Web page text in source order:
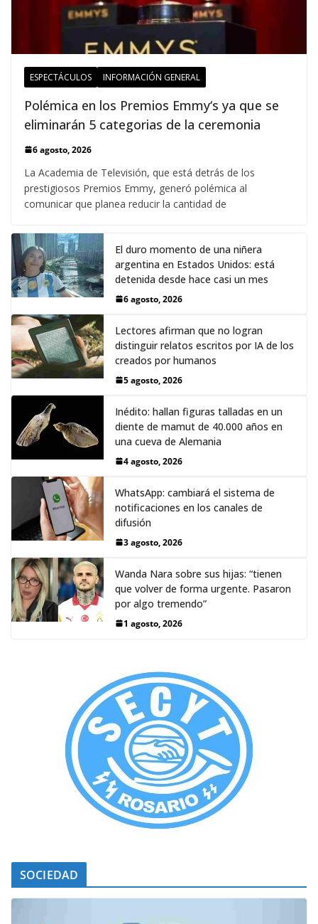
ESPECTÁCULOS INFORMACIÓN GENERAL
Polémica en los Premios Emmy‘s ya que se
eliminarán 5 categorias de la ceremonia
6 agosto, 2026
La Academia de Televisión, que está detrás de los
prestigiosos Premios Emmy, generó polémica al
comunicar que planea reducir la cantidad de
El duro momento de una niñera
argentina en Estados Unidos: está
detenida desde hace casi un mes
6 agosto, 2026
Lectores afirman que no logran
distinguir relatos escritos por IA de los
creados por humanos
5 agosto, 2026
Inédito: hallan figuras talladas en un
diente de mamut de 40.000 años en
una cueva de Alemania
4 agosto, 2026
WhatsApp: cambiará el sistema de
notificaciones en los canales de
difusión
3 agosto, 2026
Wanda Nara sobre sus hijas: “tienen
que volver de forma urgente. Pasaron
por algo tremendo”
1 agosto, 2026
SOCIEDAD